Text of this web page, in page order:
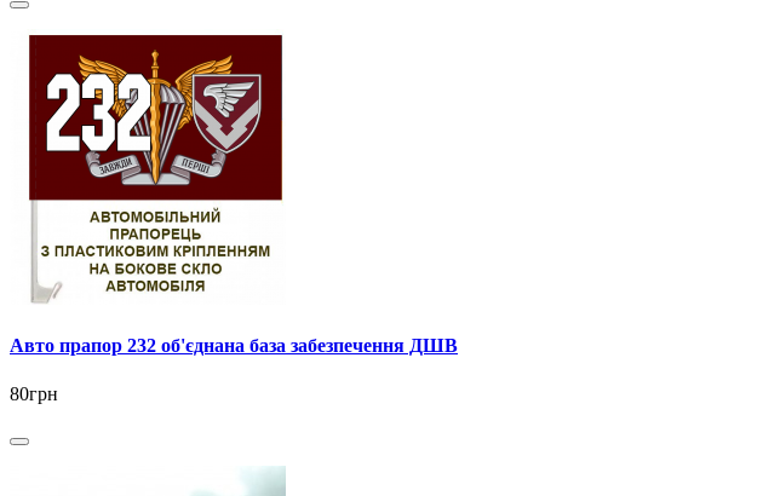
Авто прапор 232 об'єднана база забезпечення ДШВ
80грн